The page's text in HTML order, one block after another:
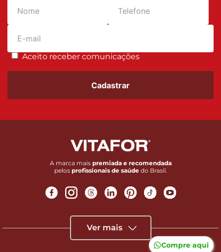
Compre aqui
Aceito receber comunicações
Cadastrar
A marca mais premiada e recomendada
pelos profissionais de saúdedo Brasil.
Ver mais